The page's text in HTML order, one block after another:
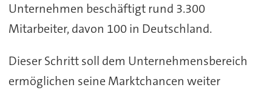
Unternehmen beschäftigt rund 3.300
Mitarbeiter, davon 100 in Deutschland.
Dieser Schritt soll dem Unternehmensbereich
ermöglichen seine Marktchancen weiter